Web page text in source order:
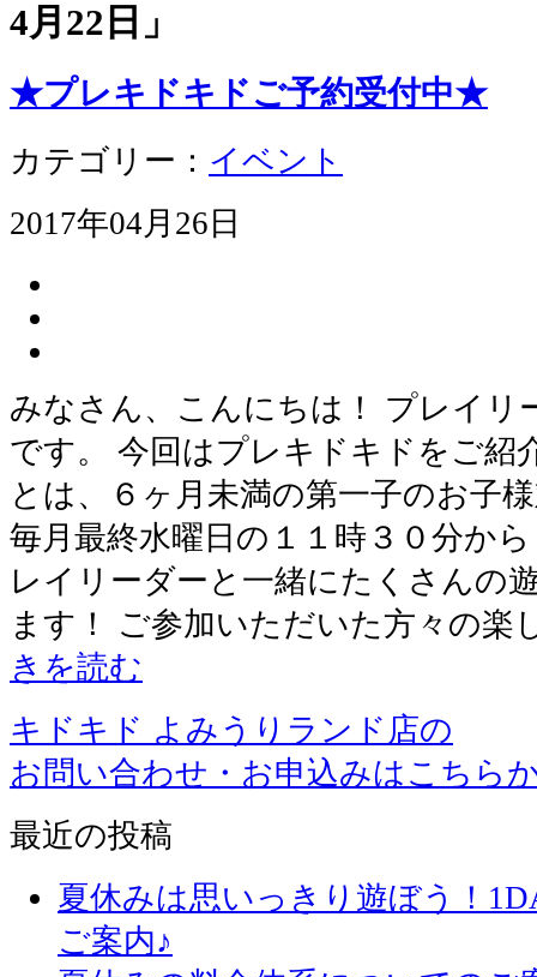
4月22日 」
★プレキドキドご予約受付中★
カテゴリー： イベント
2017年04月26日
みなさん、こんにちは！ プレイリ
です。 今回はプレキドキドをご紹
とは、６ヶ月未満の第一子のお子
毎月最終水曜日の１１時３０分か
レイリーダーと一緒にたくさんの
ます！ ご参加いただいた方々の
きを読む
キドキド よみうりランド店の
お問い合わせ・お申込みはこちら
最近の投稿
夏休みは思いっきり遊ぼう！
ご案内♪